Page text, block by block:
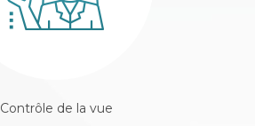
Contrôle de la vue